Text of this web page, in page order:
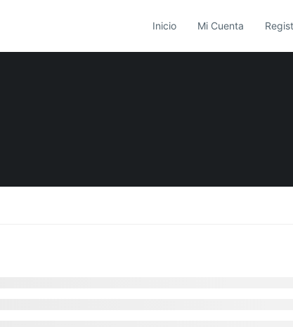
Inicio Mi Cuenta